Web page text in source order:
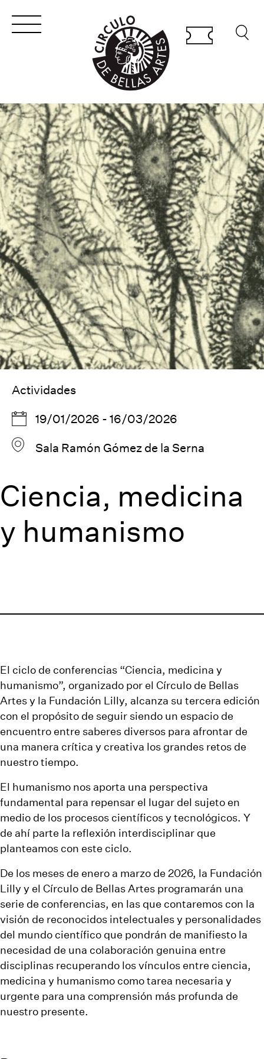
Actividades
19/01/2026 - 16/03/2026
Sala Ramón Gómez de la Serna
Ciencia, medicina
y humanismo
El ciclo de conferencias “Ciencia, medicina y
humanismo”, organizado por el Círculo de Bellas
Artes y la Fundación Lilly, alcanza su tercera edición
con el propósito de seguir siendo un espacio de
encuentro entre saberes diversos para afrontar de
una manera crítica y creativa los grandes retos de
nuestro tiempo.
El humanismo nos aporta una perspectiva
fundamental para repensar el lugar del sujeto en
medio de los procesos científicos y tecnológicos. Y
de ahí parte la reflexión interdisciplinar que
planteamos con este ciclo.
De los meses de enero a marzo de 2026, la Fundación
Lilly y el Círculo de Bellas Artes programarán una
serie de conferencias, en las que contaremos con la
visión de reconocidos intelectuales y personalidades
del mundo científico que pondrán de manifiesto la
necesidad de una colaboración genuina entre
disciplinas recuperando los vínculos entre ciencia,
medicina y humanismo como tarea necesaria y
urgente para una comprensión más profunda de
nuestro presente.